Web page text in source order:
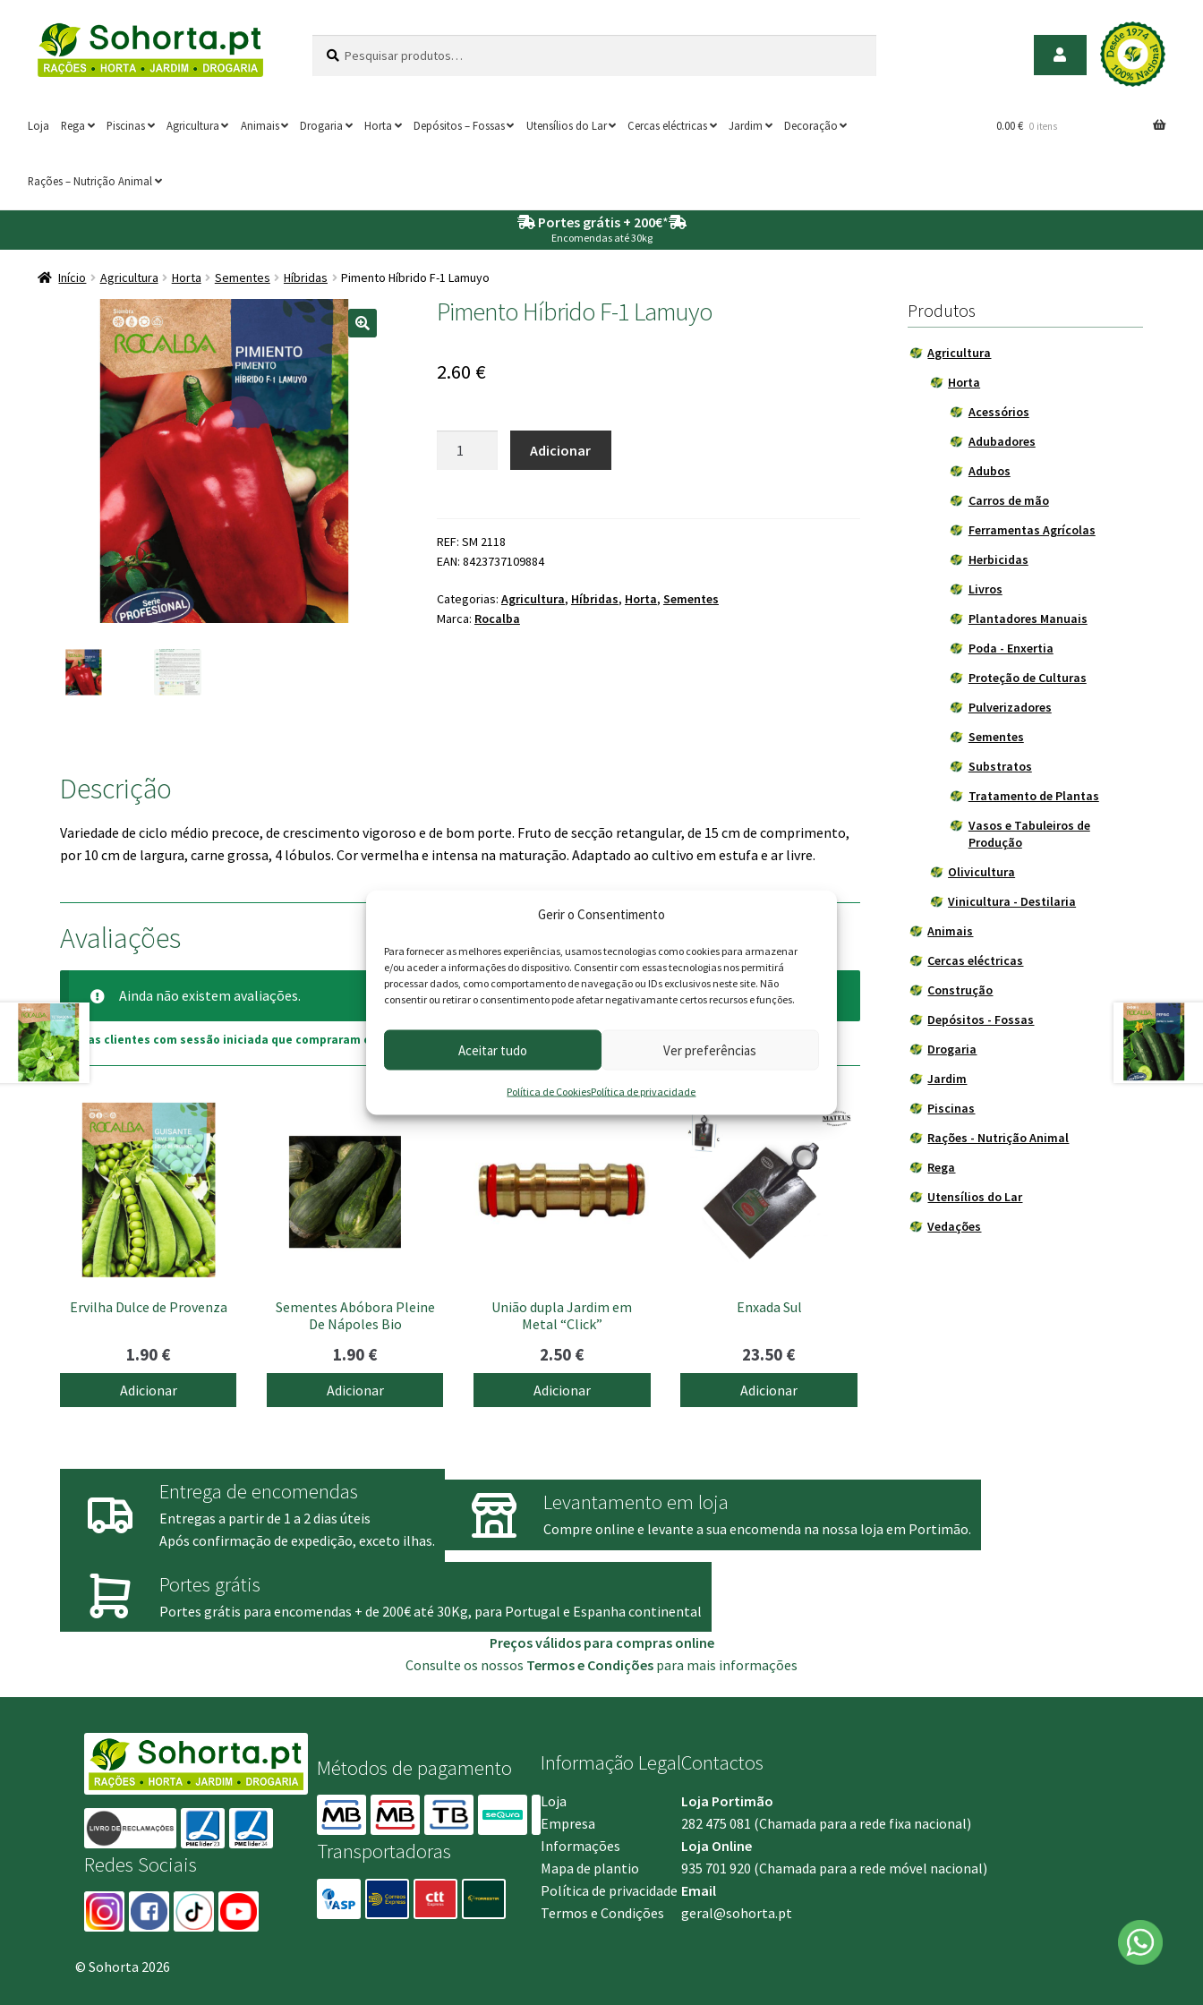
Gerir o Consentimento
Para fornecer as melhores experiências, usamos tecnologias como cookies para armazenar
e/ou aceder a informações do dispositivo. Consentir com essas tecnologias nos permitirá
processar dados, como comportamento de navegação ou IDs exclusivos neste site. Não
consentir ou retirar o consentimento pode afetar negativamante certos recursos e funções.
Aceitar tudo Ver preferências
Política de CookiesPolítica de privacidade
Ir
para
a
Saltar
para
o
por:
Loja Rega Piscinas Agricultura Animais Drogaria Horta Depósitos – Fossas Utensílios do Lar Cercas eléctricas Jardim Decoração
Rações – Nutrição Animal
0.00€ 0 itens
Portes grátis + 200€*
Encomendas até 30kg
Início Agricultura Horta Sementes Híbridas Pimento Híbrido F-1 Lamuyo
Pimento Híbrido F-1 Lamuyo
2.60 €
1
Adicionar
REF: SM 2118
EAN: 8423737109884
Categorias: Agricultura, Híbridas, Horta, Sementes
Marca: Rocalba
Descrição
Variedade de ciclo médio precoce, de crescimento vigoroso e de bom porte. Fruto de secção retangular, de 15 cm de comprimento,
por 10 cm de largura, carne grossa, 4 lóbulos. Cor vermelha e intensa na maturação. Adaptado ao cultivo em estufa e ar livre.
Avaliações
Ainda não existem avaliações.
Apenas clientes com sessão iniciada que compraram este produto podem deixar opinião.
Ervilha Dulce de Provenza
1.90 €
Adicionar
Sementes Abóbora Pleine
De Nápoles Bio
1.90 €
Adicionar
União dupla Jardim em
Metal “Click”
2.50 €
Adicionar
Enxada Sul
23.50 €
Adicionar
Produtos
Agricultura
Horta
Acessórios
Adubadores
Adubos
Carros de mão
Ferramentas Agrícolas
Herbicidas
Livros
Plantadores Manuais
Poda - Enxertia
Proteção de Culturas
Pulverizadores
Sementes
Substratos
Tratamento de Plantas
Vasos e Tabuleiros de
Produção
Olivicultura
Vinicultura - Destilaria
Animais
Cercas eléctricas
Construção
Depósitos - Fossas
Drogaria
Jardim
Piscinas
Rações - Nutrição Animal
Rega
Utensílios do Lar
Vedações
Entrega de encomendas
Entregas a partir de 1 a 2 dias úteis
Após confirmação de expedição, exceto ilhas.
Levantamento em loja
Compre online e levante a sua encomenda na nossa loja em Portimão.
Portes grátis
Portes grátis para encomendas + de 200€ até 30Kg, para Portugal e Espanha continental
Preços válidos para compras online
Consulte os nossos Termos e Condições para mais informações
Redes Sociais
Métodos de pagamento
Transportadoras
Informação Legal
Loja
Empresa
Informações
Mapa de plantio
Política de privacidade
Termos e Condições
Contactos
Loja Portimão
282 475 081 (Chamada para a rede fixa nacional)
Loja Online
935 701 920 (Chamada para a rede móvel nacional)
Email
geral@sohorta.pt
© Sohorta 2026